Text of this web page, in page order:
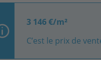
3 146 €/m²
C’est le prix de